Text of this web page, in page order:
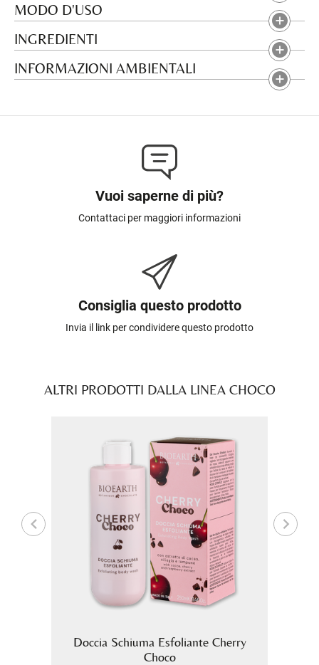
MODO D'USO
INGREDIENTI
INFORMAZIONI AMBIENTALI
Vuoi saperne di più?
Contattaci per maggiori informazioni
Consiglia questo prodotto
Invia il link per condividere questo prodotto
ALTRI PRODOTTI DALLA LINEA CHOCO
Doccia Schiuma Esfoliante Cherry
Choco